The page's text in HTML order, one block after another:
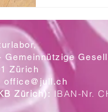
Gemeinnützige
Zürich
office@jull.ch
Zürich): IBAN-Nr.